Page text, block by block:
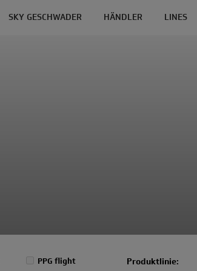
SKY GESCHWADER HÄNDLER LINES
PPG flight Produktlinie: